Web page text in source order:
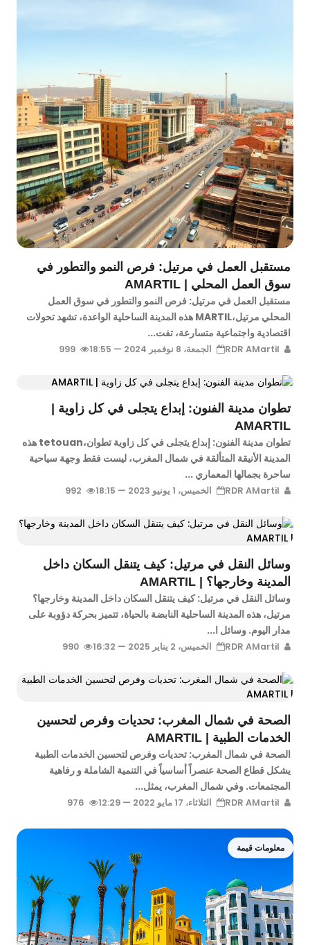
مستقبل العمل في مرتيل: فرص النمو والتطور في
سوق العمل المحلي | AMARTIL
مستقبل العمل في مرتيل: فرص النمو والتطور في سوق العمل
المحلي مرتيل،MARTIL هذه المدينة الساحلية الواعدة، تشهد تحولات
اقتصادية واجتماعية متسارعة، تفت...
الجمعة، 8 نوفمبر 2024 — 18:55
تطوان مدينة الفنون: إبداع يتجلى في كل زاوية |
AMARTIL
تطوان مدينة الفنون: إبداع يتجلى في كل زاوية تطوان،tetouan هذه
المدينة الأنيقة المتألقة في شمال المغرب، ليست فقط وجهة سياحية
ساحرة بجمالها المعماري ...
الخميس، 1 يونيو 2023 — 18:15
وسائل النقل في مرتيل: كيف يتنقل السكان داخل
المدينة وخارجها؟ | AMARTIL
وسائل النقل في مرتيل: كيف يتنقل السكان داخل المدينة وخارجها؟
مرتيل، هذه المدينة الساحلية النابضة بالحياة، تتميز بحركة دؤوبة على
مدار اليوم. وسائل ا...
الخميس، 2 يناير 2025 — 16:32
الصحة في شمال المغرب: تحديات وفرص لتحسين
الخدمات الطبية | AMARTIL
الصحة في شمال المغرب: تحديات وفرص لتحسين الخدمات الطبية
يشكل قطاع الصحة عنصراً أساسياً في التنمية الشاملة و رفاهية
المجتمعات. وفي شمال المغرب، يمثل...
الثلاثاء، 17 مايو 2022 — 12:29
معلومات قيمة